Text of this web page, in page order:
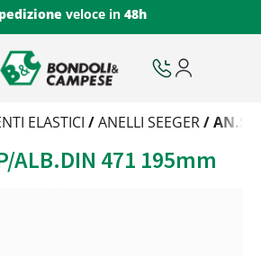
veloce in 48h
ELASTICI /ANELLI SEEGER/
ALB.DIN 471 195mm